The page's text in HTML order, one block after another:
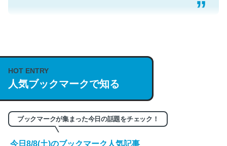
説してる記事が少ないので貴重な良記事。/続編来た
https://isobe324649.hatenablog.com/entry/2023/03/27
/064121
─GPTの仕組みと限界についての考察（１） - conceptualization
HOT ENTRY
人気ブックマークで知る
ブックマークが集まった今日の話題をチェック！
今日8/8(土)のブックマーク人気記事